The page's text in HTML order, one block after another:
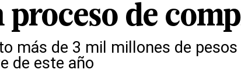
de
más de 3 mil millones de
de este año